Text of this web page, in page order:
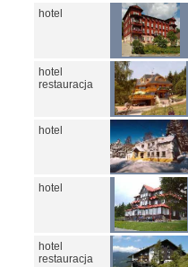
hotel
hotel
restauracja
hotel
hotel
hotel
restauracja